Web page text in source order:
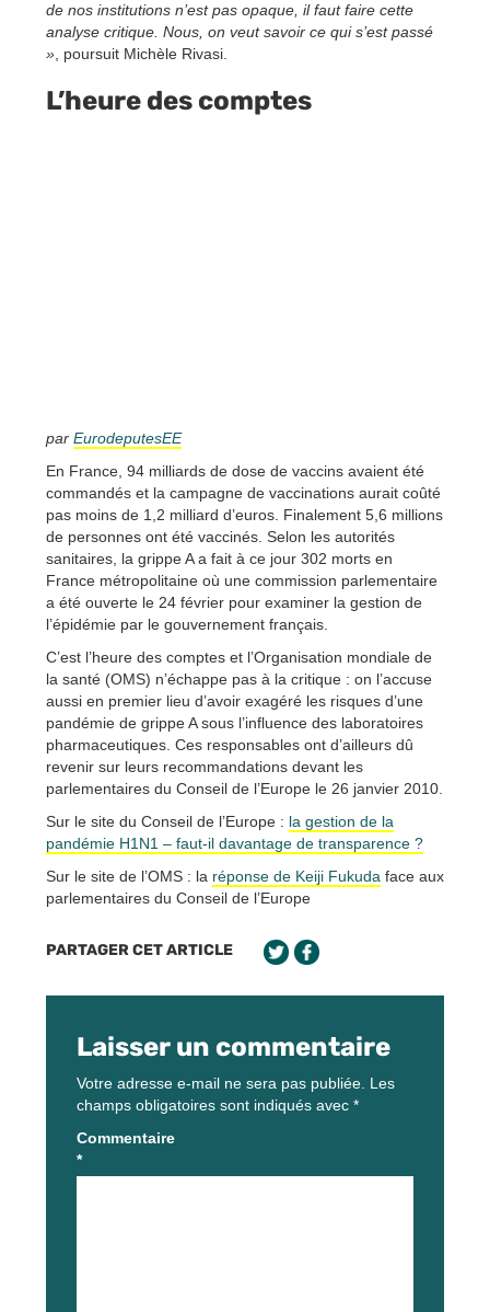
de nos institutions n’est pas opaque, il faut faire cette
analyse critique. Nous, on veut savoir ce qui s’est passé
» , poursuit Michèle Rivasi.
L’heure des comptes
par EurodeputesEE
En France, 94 milliards de dose de vaccins avaient été
commandés et la campagne de vaccinations aurait coûté
pas moins de 1,2 milliard d’euros. Finalement 5,6 millions
de personnes ont été vaccinés. Selon les autorités
sanitaires, la grippe A a fait à ce jour 302 morts en
France métropolitaine où une commission parlementaire
a été ouverte le 24 février pour examiner la gestion de
l’épidémie par le gouvernement français.
C’est l’heure des comptes et l’Organisation mondiale de
la santé (OMS) n’échappe pas à la critique : on l’accuse
aussi en premier lieu d’avoir exagéré les risques d’une
pandémie de grippe A sous l’influence des laboratoires
pharmaceutiques. Ces responsables ont d’ailleurs dû
revenir sur leurs recommandations devant les
parlementaires du Conseil de l’Europe le 26 janvier 2010.
Sur le site du Conseil de l’Europe : la gestion de la
pandémie H1N1 – faut-il davantage de transparence ?
Sur le site de l’OMS : la réponse de Keiji Fukuda face aux
parlementaires du Conseil de l’Europe
PARTAGER CET ARTICLE
Laisser un commentaire
Votre adresse e-mail ne sera pas publiée. Les
champs obligatoires sont indiqués avec *
Commentaire
*